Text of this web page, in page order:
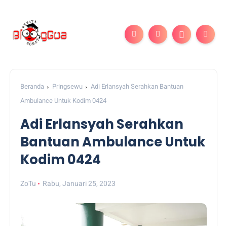
Beranda Pringsewu
Adi Erlansyah Serahkan Bantuan
Ambulance Untuk Kodim 0424
Adi Erlansyah Serahkan
Bantuan Ambulance Untuk
Kodim 0424
ZoTu Rabu, Januari 25, 2023